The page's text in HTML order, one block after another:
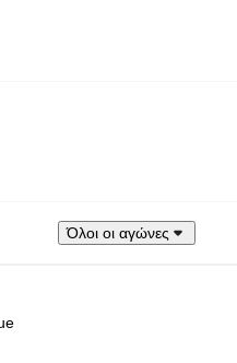
Όλοι οι αγώνες